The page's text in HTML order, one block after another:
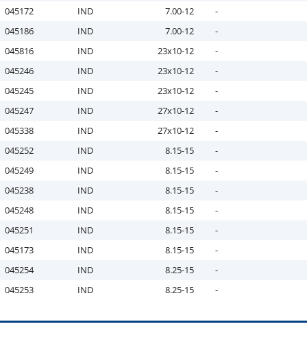
045172
IND 7.00-12
-
045186
IND 7.00-12
-
045816
IND 23x10-12
-
045246
IND 23x10-12
-
045245
IND 23x10-12
-
045247
IND 27x10-12
-
045338
IND 27x10-12
-
045252
IND 8.15-15
-
045249
IND 8.15-15
-
045238
IND 8.15-15
-
045248
IND 8.15-15
-
045251
IND 8.15-15
-
045173
IND 8.15-15
-
045254
IND 8.25-15
-
045253
IND 8.25-15 -